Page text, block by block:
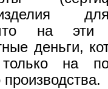
изделия
что на эти
деньги,
на
производства.